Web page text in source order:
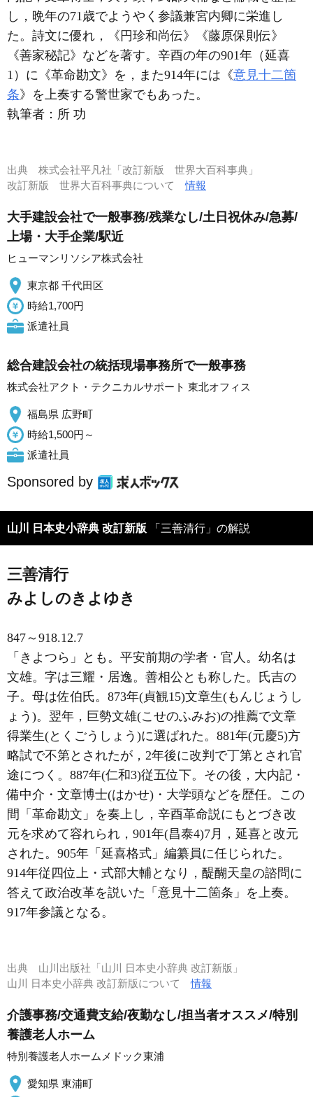
し，晩年の71歳でようやく参議兼宮内卿に栄進し
た。詩文に優れ，《円珍和尚伝》《藤原保則伝》
《善家秘記》などを著す。辛酉の年の901年（延喜
1）に《革命勘文》を，また914年には《意見十二箇
条》を上奏する警世家でもあった。
執筆者： 所 功
出典 株式会社平凡社「改訂新版 世界大百科事典」
改訂新版 世界大百科事典について情報
大手建設会社で一般事務/残業なし/土日祝休み/急募/
上場・大手企業/駅近
ヒューマンリソシア株式会社
東京都 千代田区
時給1,700円
派遣社員
総合建設会社の統括現場事務所で一般事務
株式会社アクト・テクニカルサポート 東北オフィス
福島県 広野町
時給1,500円～
派遣社員
Sponsored by
山川 日本史小辞典 改訂新版 「三善清行」の解説
三善清行
みよしのきよゆき
847～918.12.7
「きよつら」とも。平安前期の学者・官人。幼名は
文雄。字は三耀・居逸。善相公とも称した。氏吉の
子。母は佐伯氏。873年(貞観15)文章生(もんじょうし
ょう)。翌年，巨勢文雄(こせのふみお)の推薦で文章
得業生(とくごうしょう)に選ばれた。881年(元慶5)方
略試で不第とされたが，2年後に改判で丁第とされ官
途につく。887年(仁和3)従五位下。その後，大内記・
備中介・文章博士(はかせ)・大学頭などを歴任。この
間「革命勘文」を奏上し，辛酉革命説にもとづき改
元を求めて容れられ，901年(昌泰4)7月，延喜と改元
された。905年「延喜格式」編纂員に任じられた。
914年従四位上・式部大輔となり，醍醐天皇の諮問に
答えて政治改革を説いた「意見十二箇条」を上奏。
917年参議となる。
出典 山川出版社「山川 日本史小辞典 改訂新版」
山川 日本史小辞典 改訂新版について情報
介護事務/交通費支給/夜勤なし/担当者オススメ/特別
養護老人ホーム
特別養護老人ホームメドック東浦
愛知県 東浦町